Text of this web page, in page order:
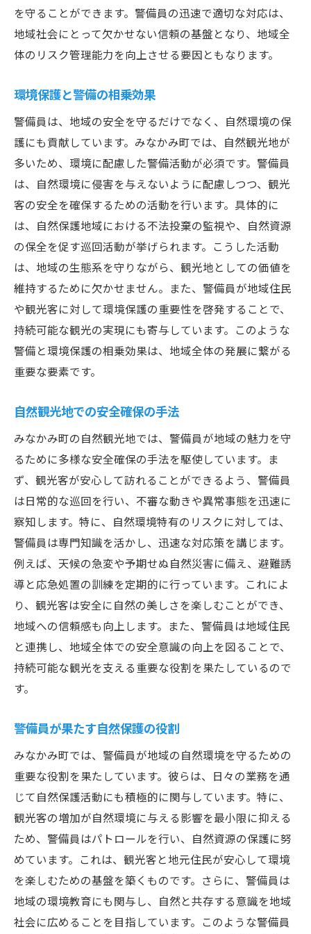
を守ることができます。警備員の迅速で適切な対応は、
地域社会にとって欠かせない信頼の基盤となり、地域全
体のリスク管理能力を向上させる要因ともなります。
環境保護と警備の相乗効果
警備員は、地域の安全を守るだけでなく、自然環境の保
護にも貢献しています。みなかみ町では、自然観光地が
多いため、環境に配慮した警備活動が必須です。警備員
は、自然環境に侵害を与えないように配慮しつつ、観光
客の安全を確保するための活動を行います。具体的に
は、自然保護地域における不法投棄の監視や、自然資源
の保全を促す巡回活動が挙げられます。こうした活動
は、地域の生態系を守りながら、観光地としての価値を
維持するために欠かせません。また、警備員が地域住民
や観光客に対して環境保護の重要性を啓発することで、
持続可能な観光の実現にも寄与しています。このような
警備と環境保護の相乗効果は、地域全体の発展に繋がる
重要な要素です。
自然観光地での安全確保の手法
みなかみ町の自然観光地では、警備員が地域の魅力を守
るために多様な安全確保の手法を駆使しています。ま
ず、観光客が安心して訪れることができるよう、警備員
は日常的な巡回を行い、不審な動きや異常事態を迅速に
察知します。特に、自然環境特有のリスクに対しては、
警備員は専門知識を活かし、迅速な対応策を講じます。
例えば、天候の急変や予期せぬ自然災害に備え、避難誘
導と応急処置の訓練を定期的に行っています。これによ
り、観光客は安全に自然の美しさを楽しむことができ、
地域への信頼感も向上します。また、警備員は地域住民
と連携し、地域全体での安全意識の向上を図ることで、
持続可能な観光を支える重要な役割を果たしているので
す。
警備員が果たす自然保護の役割
みなかみ町では、警備員が地域の自然環境を守るための
重要な役割を果たしています。彼らは、日々の業務を通
じて自然保護活動にも積極的に関与しています。特に、
観光客の増加が自然環境に与える影響を最小限に抑える
ため、警備員はパトロールを行い、自然資源の保護に努
めています。これは、観光客と地元住民が安心して環境
を楽しむための基盤を築くものです。さらに、警備員は
地域の環境教育にも関与し、自然と共存する意識を地域
社会に広めることを目指しています。このような警備員